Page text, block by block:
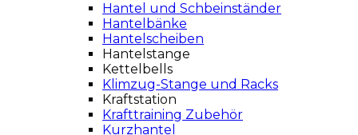
Hantel und Schbeinständer
Hantelbänke
Hantelscheiben
Hantelstange
Kettelbells
Klimzug-Stange und Racks
Kraftstation
Krafttraining Zubehör
Kurzhantel